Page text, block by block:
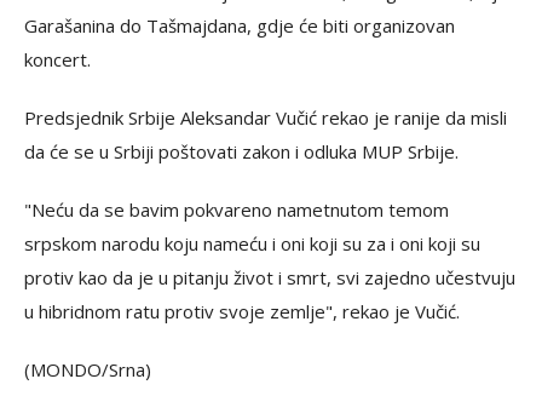
Garašanina do Tašmajdana, gdje će biti organizovan
koncert.
Predsjednik Srbije Aleksandar Vučić rekao je ranije da misli
da će se u Srbiji poštovati zakon i odluka MUP Srbije.
"Neću da se bavim pokvareno nametnutom temom
srpskom narodu koju nameću i oni koji su za i oni koji su
protiv kao da je u pitanju život i smrt, svi zajedno učestvuju
u hibridnom ratu protiv svoje zemlje", rekao je Vučić.
(MONDO/Srna)